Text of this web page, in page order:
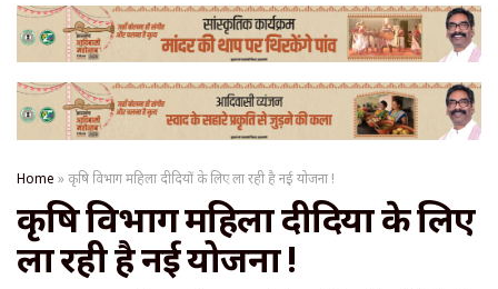
Home »कृषि विभाग महिला दीदियों के लिए ला रही है नई योजना !
कृषि विभाग महिला दीदियों के लिए
ला रही है नई योजना !